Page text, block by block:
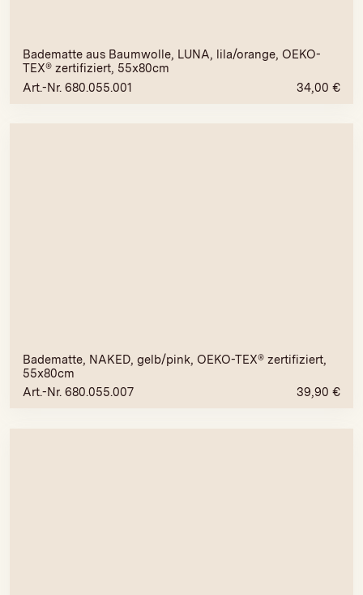
Badematte aus Baumwolle, LUNA, lila/orange, OEKO-
TEX® zertifiziert, 55x80cm
Art.-Nr. 680.055.001
34,00 €
Badematte, NAKED, gelb/pink, OEKO-TEX® zertifiziert,
55x80cm
Art.-Nr. 680.055.007
39,90 €